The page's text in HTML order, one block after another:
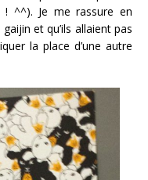
! ^^). Je me rassure en
et qu’ils allaient pas
la place d’une autre